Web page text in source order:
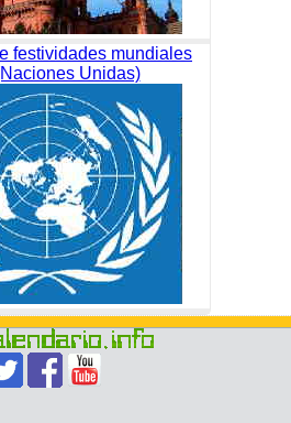
festividades mundiales
Unidas)